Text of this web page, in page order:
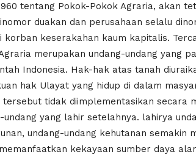
tentang Pokok-Pokok Agraria, akan
duakan dan perusahaan selalu
korban keserakahan kaum kapitalis.
merupakan undang-undang yang
Indonesia. Hak-hak atas tanah
hak Ulayat yang hidup di dalam
tersebut tidak diimplementasikan secara
undang yang lahir setelahnya. lahirya
undang-undang kehutanan
kekayaan sumber daya